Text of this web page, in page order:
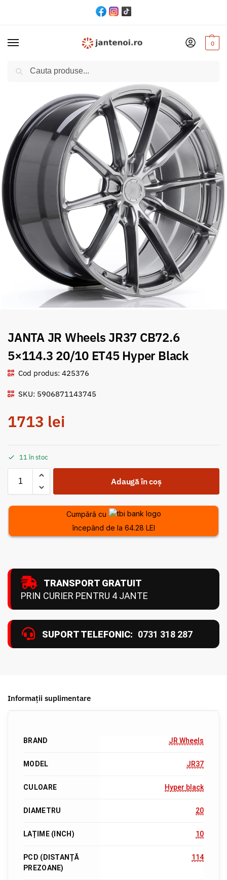
0
Acasă Jante / JANTA JR Wheels JR37 CB72.6 5×114.3 20/10 ET45 Hyper Black
JANTA JR Wheels JR37 CB72.6
5×114.3 20/10 ET45 Hyper Black
Cod produs: 425376
SKU: 5906871143745
1713 lei
11 în stoc
Adaugă în coș
Cumpără cu
începând de la 64.28 LEI
TRANSPORT GRATUIT
PRIN CURIER PENTRU 4 JANTE
SUPORT TELEFONIC: 0731 318 287
Informații suplimentare
BRAND JR Wheels
MODEL JR37
CULOARE Hyper black
DIAMETRU 20
LAȚIME (INCH) 10
PCD (DISTANȚĂ
PREZOANE)
114